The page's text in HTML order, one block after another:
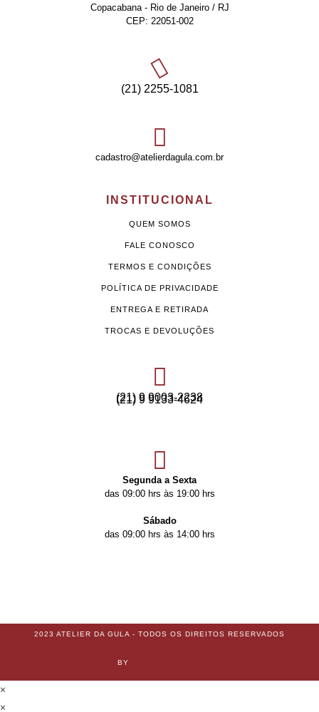
Copacabana - Rio de Janeiro / RJ
CEP: 22051-002
(21) 2255-1081
cadastro@atelierdagula.com.br
INSTITUCIONAL
QUEM SOMOS
FALE CONOSCO
TERMOS E CONDIÇÕES
POLÍTICA DE PRIVACIDADE
ENTREGA E RETIRADA
TROCAS E DEVOLUÇÕES
(21) 9 9003-2238
(21) 9 9133-4624
Segunda a Sexta
das 09:00 hrs às 19:00 hrs
Sábado
das 09:00 hrs às 14:00 hrs
2023 ATELIER DA GULA - TODOS OS DIREITOS RESERVADOS
BY
×
×